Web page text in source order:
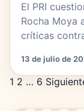
El PRI
Rocha Moya
críticas
13 de julio de
1 2 … 6